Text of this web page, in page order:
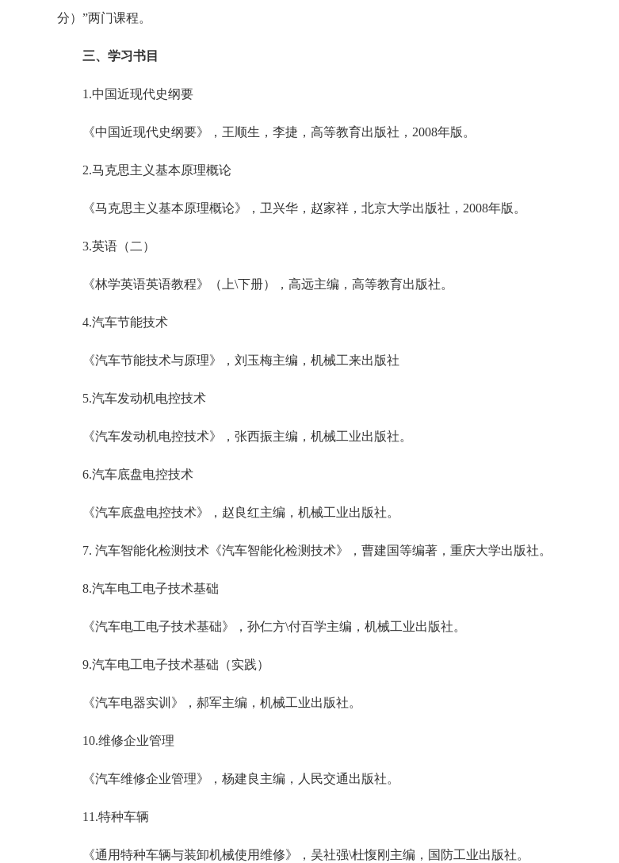
分）”两门课程。
三、学习书目
1.中国近现代史纲要
《中国近现代史纲要》，王顺生，李捷，高等教育出版社，2008年版。
2.马克思主义基本原理概论
《马克思主义基本原理概论》，卫兴华，赵家祥，北京大学出版社，2008年版。
3.英语（二）
《林学英语英语教程》（上\下册），高远主编，高等教育出版社。
4.汽车节能技术
《汽车节能技术与原理》，刘玉梅主编，机械工来出版社
5.汽车发动机电控技术
《汽车发动机电控技术》，张西振主编，机械工业出版社。
6.汽车底盘电控技术
《汽车底盘电控技术》，赵良红主编，机械工业出版社。
7. 汽车智能化检测技术《汽车智能化检测技术》，曹建国等编著，重庆大学出版社。
8.汽车电工电子技术基础
《汽车电工电子技术基础》，孙仁方\付百学主编，机械工业出版社。
9.汽车电工电子技术基础（实践）
《汽车电器实训》，郝军主编，机械工业出版社。
10.维修企业管理
《汽车维修企业管理》，杨建良主编，人民交通出版社。
11.特种车辆
《通用特种车辆与装卸机械使用维修》，吴社强\杜愎刚主编，国防工业出版社。